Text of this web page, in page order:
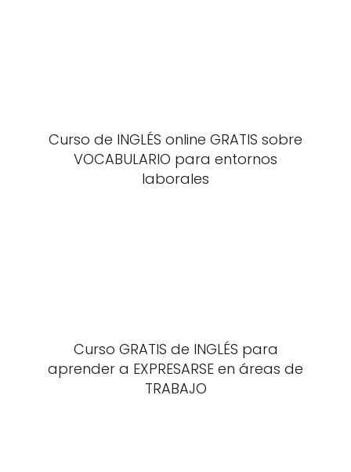
Curso de INGLÉS online GRATIS sobre
VOCABULARIO para entornos
laborales
Curso GRATIS de INGLÉS para
aprender a EXPRESARSE en áreas de
TRABAJO